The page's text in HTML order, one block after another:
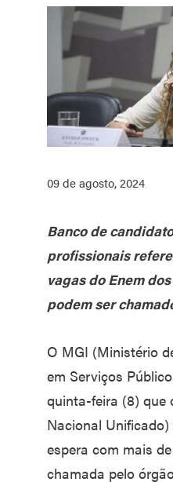
09 de agosto, 2024
Banco de
profissionais
vagas do Enem
podem ser
O MGI (Ministério
em Serviços
quinta-feira (8) que
Nacional
espera com mais
chamada pelo